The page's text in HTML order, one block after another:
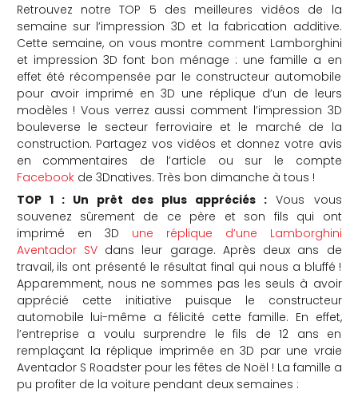
Retrouvez notre TOP 5 des meilleures vidéos de la
semaine sur l’impression 3D et la fabrication additive.
Cette semaine, on vous montre comment Lamborghini
et impression 3D font bon ménage : une famille a en
effet été récompensée par le constructeur automobile
pour avoir imprimé en 3D une réplique d’un de leurs
modèles ! Vous verrez aussi comment l’impression 3D
bouleverse le secteur ferroviaire et le marché de la
construction. Partagez vos vidéos et donnez votre avis
en commentaires de l’article ou sur le compte
Facebookde 3Dnatives. Très bon dimanche à tous !
TOP 1 : Un prêt des plus appréciés : Vous vous
souvenez sûrement de ce père et son fils qui ont
imprimé en 3D une réplique d’une Lamborghini
Aventador SVdans leur garage. Après deux ans de
travail, ils ont présenté le résultat final qui nous a bluffé !
Apparemment, nous ne sommes pas les seuls à avoir
apprécié cette initiative puisque le constructeur
automobile lui-même a félicité cette famille. En effet,
l’entreprise a voulu surprendre le fils de 12 ans en
remplaçant la réplique imprimée en 3D par une vraie
Aventador S Roadster pour les fêtes de Noël ! La famille a
pu profiter de la voiture pendant deux semaines :